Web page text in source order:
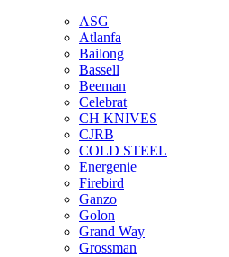
ASG
Atlanfa
Bailong
Bassell
Beeman
Celebrat
CH KNIVES
CJRB
COLD STEEL
Energenie
Firebird
Ganzo
Golon
Grand Way
Grossman